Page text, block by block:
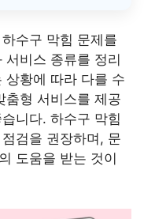
수구 막힘 문제를
비스 종류를 정리
상황에 따라 다를 수
춤형 서비스를 제공
니다. 하수구 막힘
검을 권장하며, 문
도움을 받는 것이